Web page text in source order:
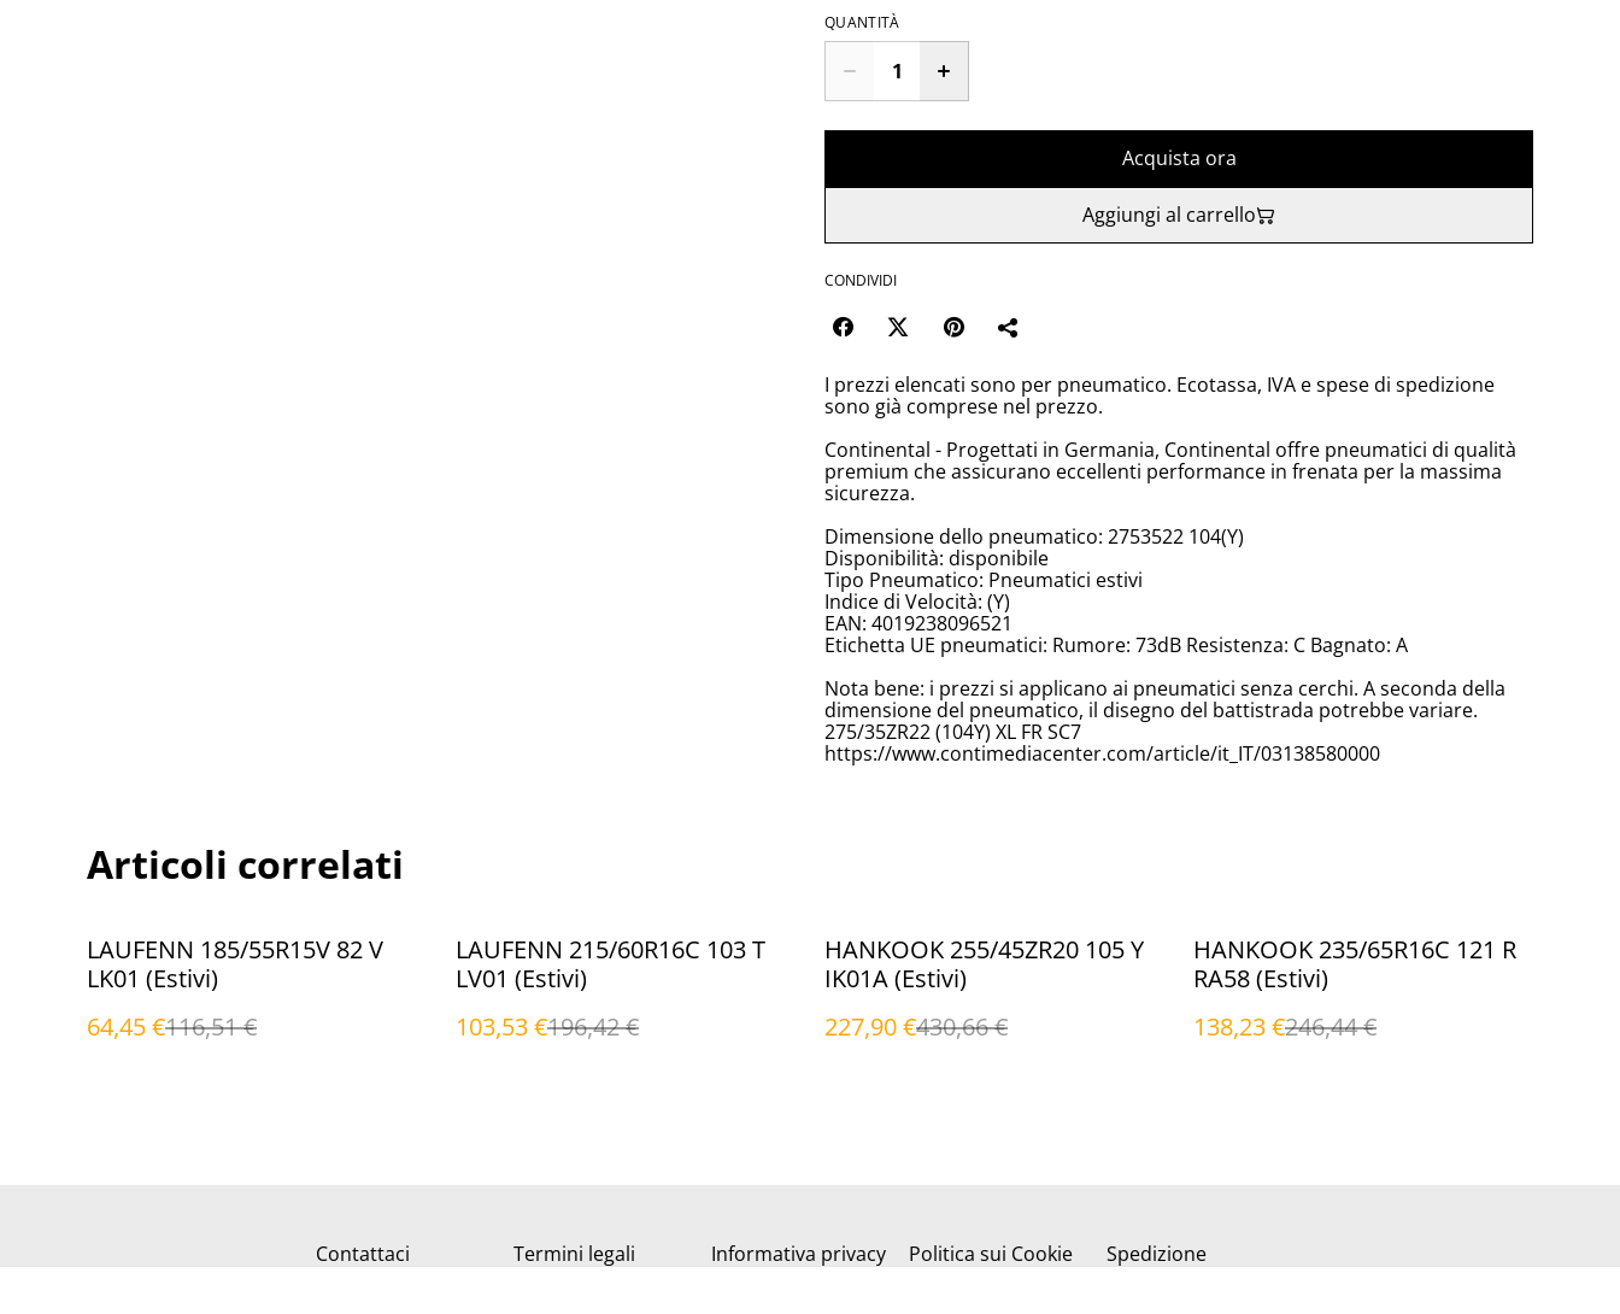
QUANTITÀ
Acquista ora
Aggiungi al carrello
CONDIVIDI
I prezzi elencati sono per pneumatico. Ecotassa, IVA e spese di spedizione
sono già comprese nel prezzo.
Continental - Progettati in Germania, Continental offre pneumatici di qualità
premium che assicurano eccellenti performance in frenata per la massima
sicurezza.
Dimensione dello pneumatico: 2753522 104(Y)
Disponibilità: disponibile
Tipo Pneumatico: Pneumatici estivi
Indice di Velocità: (Y)
EAN: 4019238096521
Etichetta UE pneumatici: Rumore: 73dB Resistenza: C Bagnato: A
Nota bene: i prezzi si applicano ai pneumatici senza cerchi. A seconda della
dimensione del pneumatico, il disegno del battistrada potrebbe variare.
275/35ZR22 (104Y) XL FR SC7
https://www.contimediacenter.com/article/it_IT/03138580000
Articoli correlati
%
LAUFENN 185/55R15V 82 V
LK01 (Estivi)
64,45 €116,51 €
%
LAUFENN 215/60R16C 103 T
LV01 (Estivi)
103,53 €196,42 €
%
HANKOOK 255/45ZR20 105 Y
IK01A (Estivi)
227,90 €430,66 €
%
HANKOOK 235/65R16C 121 R
RA58 (Estivi)
138,23 €246,44 €
Contattaci Termini legali Informativa privacy Politica sui Cookie Spedizione